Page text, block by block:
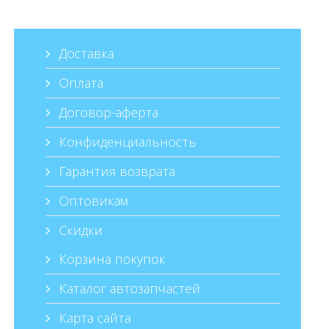
Саратов:
Москва:
Урал:
Волжский:
Брянск:
Оренбург:
Тольятти:
Ижевск:
Доставка товара по Нижнему
Новгороду при сумме заказа свыше
10000 руб. осуществляется
бесплатно.
«
« »
Резинотехника Воронеж
http://rti36.ru
Доставка
Оплата
Договор-аферта
Конфиденциальность
Гарантия возврата
Оптовикам
Скидки
Корзина покупок
Каталог автозапчастей
Карта сайта